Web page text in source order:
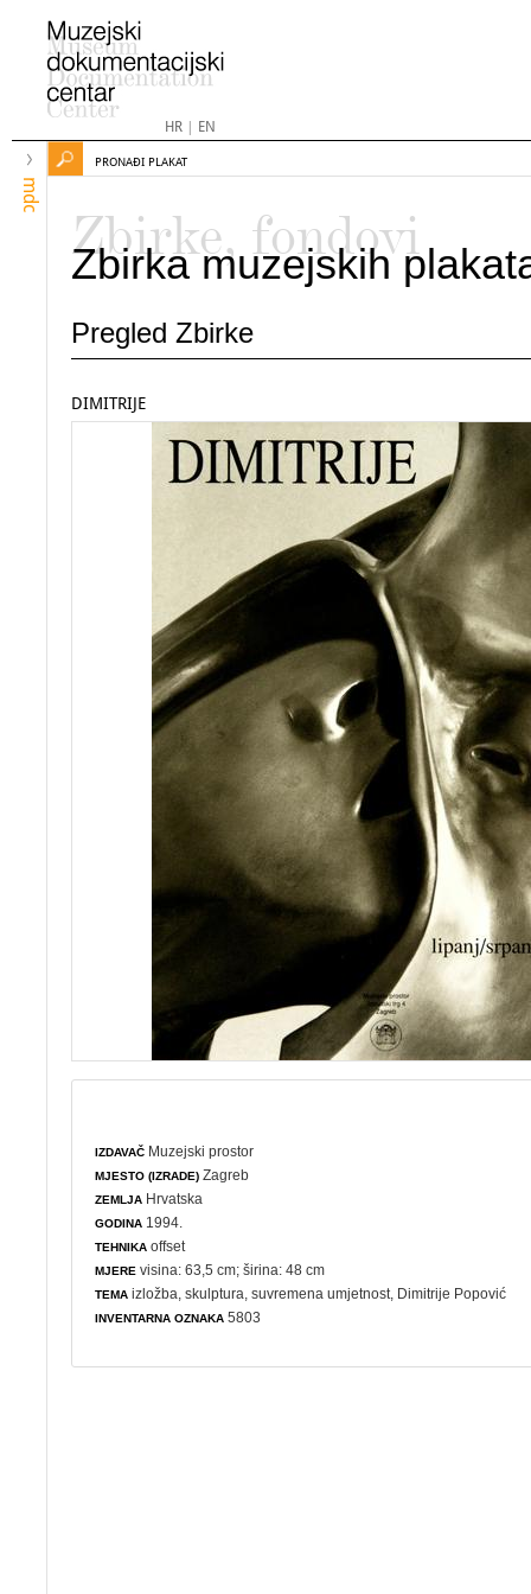
HR| EN
mdc
PRONAĐI PLAKAT
Zbirke, fondovi
Zbirka muzejskih
Pregled Zbirke
DIMITRIJE
IZDAVAČ Muzejski prostor
MJESTO (IZRADE) Zagreb
ZEMLJA Hrvatska
GODINA 1994.
TEHNIKA offset
MJERE visina: 63,5 cm; širina: 48 cm
TEMA izložba ,skulptura ,suvremena umjetnost , Dimitrije Popović
INVENTARNA OZNAKA 5803